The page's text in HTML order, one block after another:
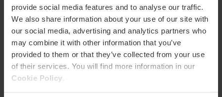
provide social media features and to analyse our traffic.
We also share information about your use of our site with
our social media, advertising and analytics partners who
may combine it with other information that you’ve
provided to them or that they’ve collected from your use
of their services. You will find more information in our
Cookie Policy